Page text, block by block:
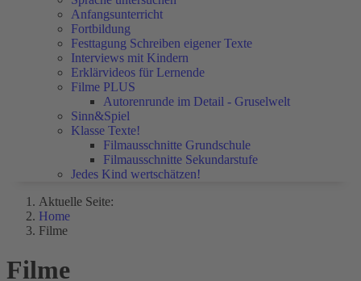
Anfangsunterricht
Fortbildung
Festtagung Schreiben eigener Texte
Interviews mit Kindern
Erklärvideos für Lernende
Filme PLUS
Autorenrunde im Detail - Gruselwelt
Sinn&Spiel
Klasse Texte!
Filmausschnitte Grundschule
Filmausschnitte Sekundarstufe
Jedes Kind wertschätzen!
Aktuelle Seite:
Home
Filme
Filme